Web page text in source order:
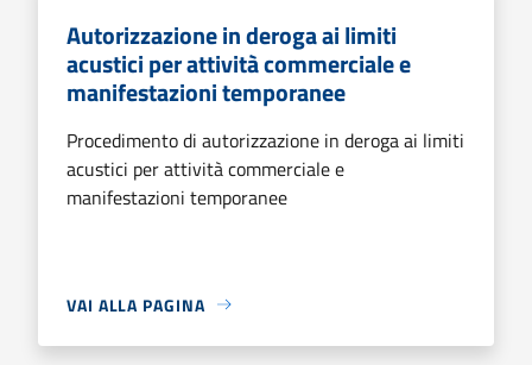
Autorizzazione in deroga ai limiti
acustici per attività commerciale e
manifestazioni temporanee
Procedimento di autorizzazione in deroga ai limiti
acustici per attività commerciale e
manifestazioni temporanee
VAI ALLA PAGINA